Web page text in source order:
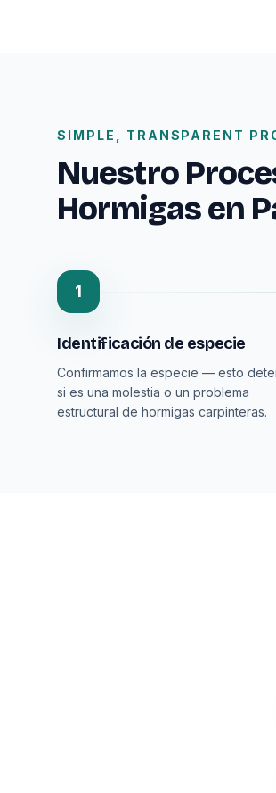
SIMPLE, TRANSPARENT
Nuestro
Hormigas en
1
Identificación de especie
Confirmamos la especie — esto
si es una molestia o un problema
estructural de hormigas carpinteras.